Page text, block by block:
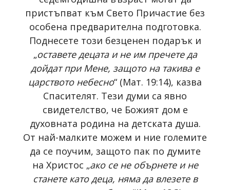
пристъпват към Свето Причастие без
особена предварителна подготовка.
Поднесете този безценен подарък и
„оставете децата и не им пречете да
дойдат при Мене, защото на такива е
царството небесно“ (Мат. 19:14), казва
Спасителят. Тези думи са явно
свидетелство, че Божият дом е
духовната родина на детската душа.
От най-малките можем и ние големите
да се поучим, защото пак по думите
на Христос „ако се не обърнете и не
станете като деца, няма да влезете в